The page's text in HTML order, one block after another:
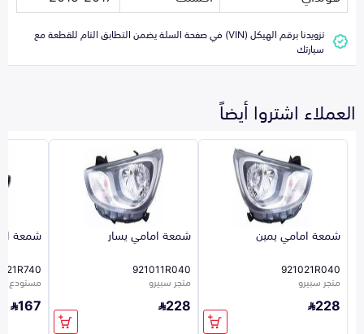
تزويدنا برقم الهيكل (VIN) في صفحة السلة يضمن التطابق التام للقطعة مع
سيارتك
العملاء اشتروا أيضاً
شمعة امامي يمين
921021R040
متجر سبيرو
228
شمعة امامي يسار
921011R040
متجر سبيرو
228
شمعة
مستودع
167